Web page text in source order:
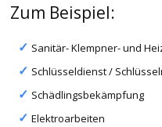
Zum Beispiel:
Sanitär- Klempner- und
Schlüsseldienst /
Schädlingsbekämpfung
Elektroarbeiten